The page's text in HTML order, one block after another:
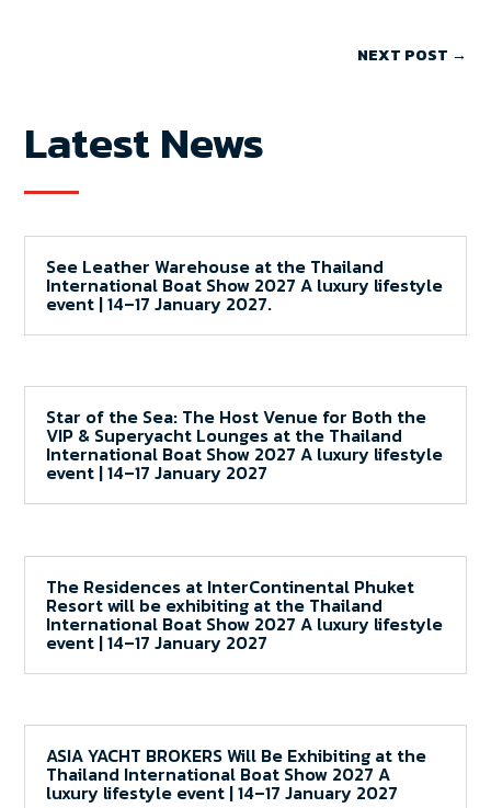
NEXT POST →
Latest News
See Leather Warehouse at the Thailand
International Boat Show 2027 A luxury lifestyle
event | 14–17 January 2027.
Star of the Sea: The Host Venue for Both the
VIP & Superyacht Lounges at the Thailand
International Boat Show 2027 A luxury lifestyle
event | 14–17 January 2027
The Residences at InterContinental Phuket
Resort will be exhibiting at the Thailand
International Boat Show 2027 A luxury lifestyle
event | 14–17 January 2027
ASIA YACHT BROKERS Will Be Exhibiting at the
Thailand International Boat Show 2027 A
luxury lifestyle event | 14–17 January 2027